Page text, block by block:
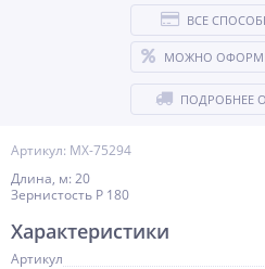
Артикул: MX-75294
Длина, м: 20
Зернистость P 180
ВСЕ
МОЖНО
ПОДРОБНЕЕ
Характеристики
Артикул